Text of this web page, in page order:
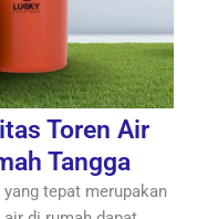
Toren Air
Tangga
tepat merupakan